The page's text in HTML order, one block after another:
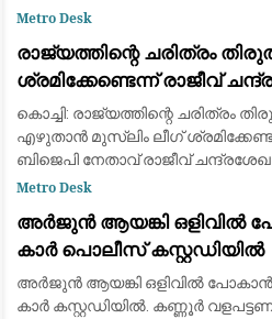
അര്‍ജുന്‍ ആയങ്കി. തനിക്ക് അയിത്തം
താനീ പ്രസ്
Metro Desk
രാജ്യത്തിന്റെ ചരിത്രം
ശ്രമിക്കേണ്ടെന്ന് രാജീവ്
ചോദ്യ വിവാദത്തിൽ
കൊച്ചി: രാജ്യത്തിന്റെ ചരിത്രം
എഴുതാൻ മുസ്ലിം ലീഗ്
ബിജെപി നേതാവ് രാജീവ്
സ്വാതന്ത്ര്യസമര ക്വിസ്
Metro Desk
അർജുൻ ആയങ്കി ഒളിവിൽ
കാർ പൊലീസ് കസ്റ്റഡിയിൽ
അർജുൻ ആയങ്കി ഒളിവിൽ പോകാൻ
കാർ കസ്റ്റഡിയിൽ. കണ്ണൂർ